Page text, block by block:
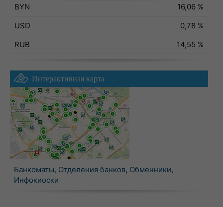
BYN
16,06 %
USD
0,78 %
RUB
14,55 %
Интерактивная карта
Банкоматы, Отделения банков, Обменники,
Инфокиоски